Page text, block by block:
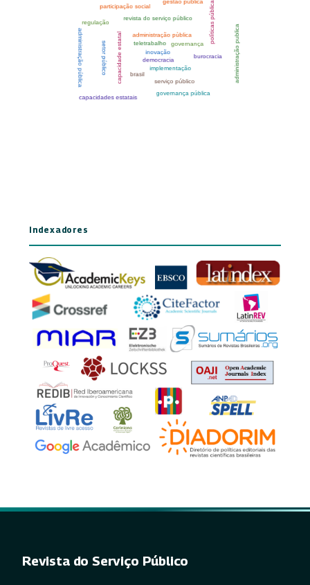
Indexadores
Revista do Serviço Público